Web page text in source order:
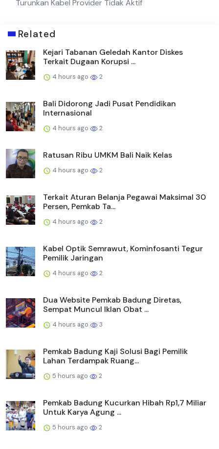
Turunkan Kabel Provider Tidak Aktif
Related
Kejari Tabanan Geledah Kantor Diskes
Terkait Dugaan Korupsi ...
4 hours ago 2
Bali Didorong Jadi Pusat Pendidikan
Internasional
4 hours ago 2
Ratusan Ribu UMKM Bali Naik Kelas
4 hours ago 2
Terkait Aturan Belanja Pegawai Maksimal 30
Persen, Pemkab Ta...
4 hours ago 2
Kabel Optik Semrawut, Kominfosanti Tegur
Pemilik Jaringan
4 hours ago 2
Dua Website Pemkab Badung Diretas,
Sempat Muncul Iklan Obat ...
4 hours ago 3
Pemkab Badung Kaji Solusi Bagi Pemilik
Lahan Terdampak Ruang...
5 hours ago 2
Pemkab Badung Kucurkan Hibah Rp1,7 Miliar
Untuk Karya Agung ...
5 hours ago 2